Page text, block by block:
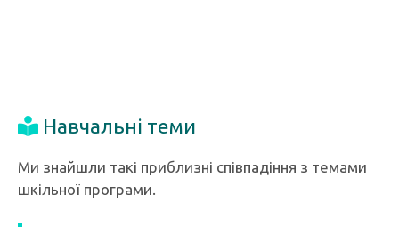
Навчальні теми
Ми знайшли такі приблизні співпадіння з темами
шкільної програми.